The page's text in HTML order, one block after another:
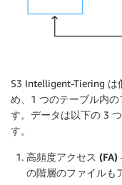
S3 Intelligent-Tiering は
め、1 つのテーブル内
す。データは以下の 3
す。
高頻度アクセス (FA)
の階層のファイルも